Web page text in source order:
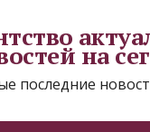
на
последние